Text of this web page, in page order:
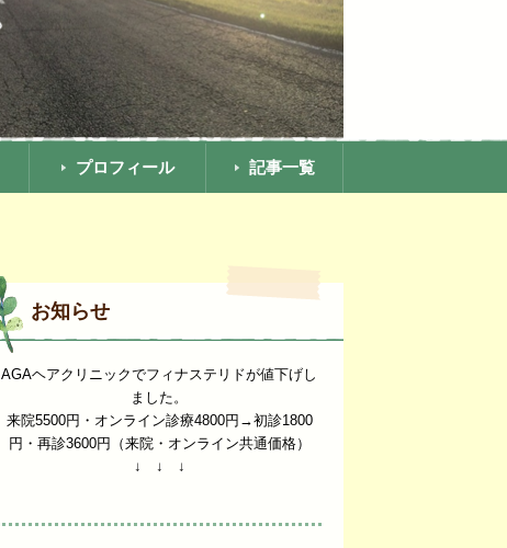
プロフィール 記事一覧
お知らせ
AGAヘアクリニックでフィナステリドが値下げし
ました。
来院5500円・オンライン診療4800円→初診1800
円・再診3600円（来院・オンライン共通価格）
↓ ↓ ↓